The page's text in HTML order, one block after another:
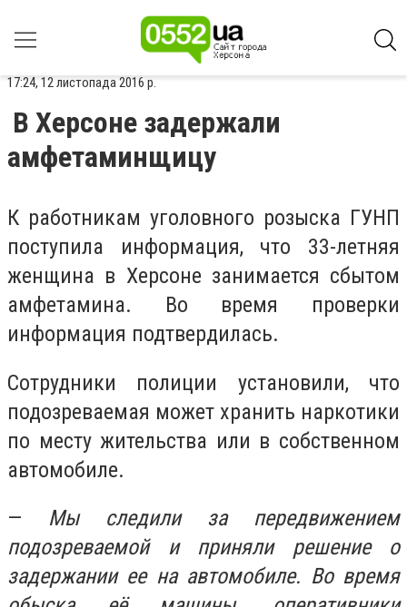
17:24, 12 листопада 2016 р.
В Херсоне задержали
амфетаминщицу
К работникам уголовного розыска ГУНП
поступила информация, что 33-летняя
женщина в Херсоне занимается сбытом
амфетамина. Во время проверки
информация подтвердилась.
Сотрудники полиции установили, что
подозреваемая может хранить наркотики
по месту жительства или в собственном
автомобиле.
— Мы следили за передвижением
подозреваемой и приняли решение о
задержании ее на автомобиле. Во время